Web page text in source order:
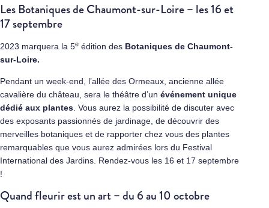
Les Botaniques de Chaumont-sur-Loire – les 16 et
17 septembre
2023 marquera la 5e édition des Botaniques de Chaumont-
sur-Loire.
Pendant un week-end, l’allée des Ormeaux, ancienne allée
cavalière du château, sera le théâtre d’un événement unique
dédié aux plantes. Vous aurez la possibilité de discuter avec
des exposants passionnés de jardinage, de découvrir des
merveilles botaniques et de rapporter chez vous des plantes
remarquables que vous aurez admirées lors du Festival
International des Jardins. Rendez-vous les 16 et 17 septembre
!
Quand fleurir est un art – du 6 au 10 octobre